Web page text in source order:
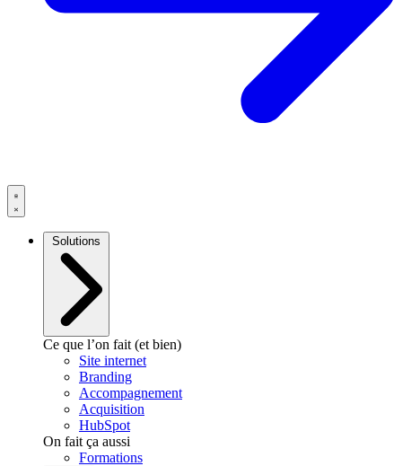
Solutions
Ce que l’on fait (et bien)
Site internet
Branding
Accompagnement
Acquisition
HubSpot
On fait ça aussi
Formations